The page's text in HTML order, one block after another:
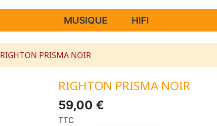
MUSIQUE HIFI
RIGHTON PRISMA NOIR
RIGHTON PRISMA NOIR
59,00 €
TTC